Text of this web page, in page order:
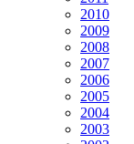
2010
2009
2008
2007
2006
2005
2004
2003